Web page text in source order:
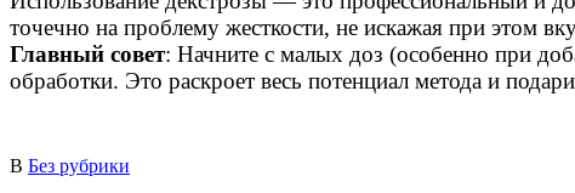
точечно на проблему жесткости, не искажая при этом
Главный совет: Начните с малых доз (особенно при
обработки. Это раскроет весь потенциал метода и
В Без рубрики